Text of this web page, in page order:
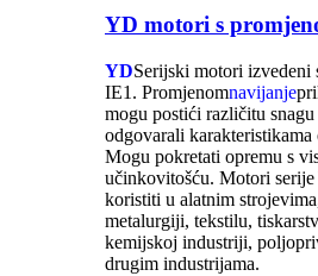
YD motori s
YDSerijski motori izvedeni
IE1. Promjenomnavijanje
mogu postići različitu
odgovarali karakteristikama
Mogu pokretati opremu s
učinkovitošću. Motori
koristiti u alatnim
metalurgiji, tekstilu,
kemijskoj industriji,
drugim industrijama.